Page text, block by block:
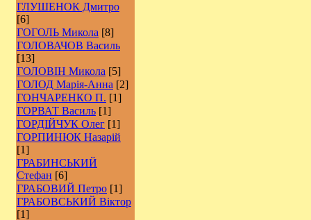
ГЛУШЕНОК Дмитро
[6]
ГОГОЛЬ Микола [8]
ГОЛОВАЧОВ Василь
[13]
ГОЛОВІН Микола [5]
ГОЛОД Марія-Анна [2]
ГОНЧАРЕНКО П. [1]
ГОРВАТ Василь [1]
ГОРДІЙЧУК Олег [1]
ГОРПИНЮК Назарій
[1]
ГРАБИНСЬКИЙ
Стефан [6]
ГРАБОВИЙ Петро [1]
ГРАБОВСЬКИЙ Віктор
[1]